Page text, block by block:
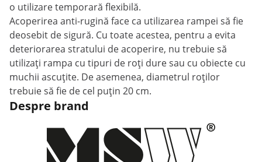
o utilizare temporară flexibilă.
Acoperirea anti-rugină face ca utilizarea rampei să fie
deosebit de sigură. Cu toate acestea, pentru a evita
deteriorarea stratului de acoperire, nu trebuie să
utilizați rampa cu tipuri de roți dure sau cu obiecte cu
muchii ascuțite. De asemenea, diametrul roților
trebuie să fie de cel puțin 20 cm.
Despre brand